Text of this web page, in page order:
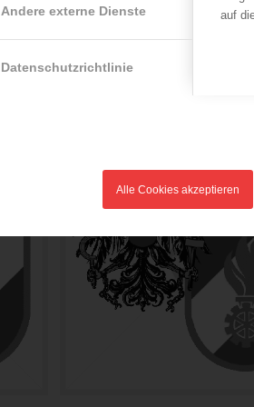
Andere externe Dienste
Datenschutzrichtlinie
auf
Alle Cookies akzeptieren